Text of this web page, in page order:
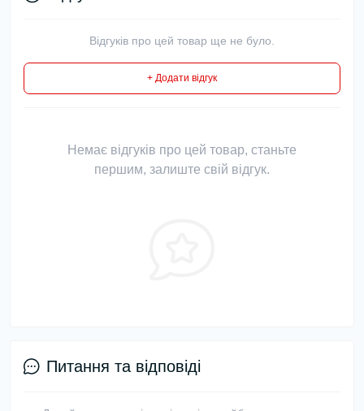
Відгуків про цей товар ще не було.
+ Додати відгук
Немає відгуків про цей товар, станьте
першим, залиште свій відгук.
Питання та відповіді